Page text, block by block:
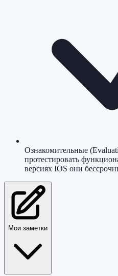
Ознакомительные
протестировать
версиях IOS они
Мои заметки